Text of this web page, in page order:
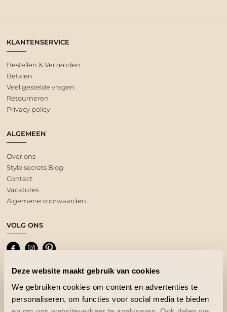
Deze website maakt gebruik van cookies
We gebruiken cookies om content en advertenties te
personaliseren, om functies voor social media te bieden
KLANTENSERVICE
Bestellen & Verzenden
Betalen
Veel gestelde vragen
Retourneren
Privacy policy
ALGEMEEN
Over ons
Style secrets Blog
Contact
Vacatures
Algemene voorwaarden
VOLG ONS